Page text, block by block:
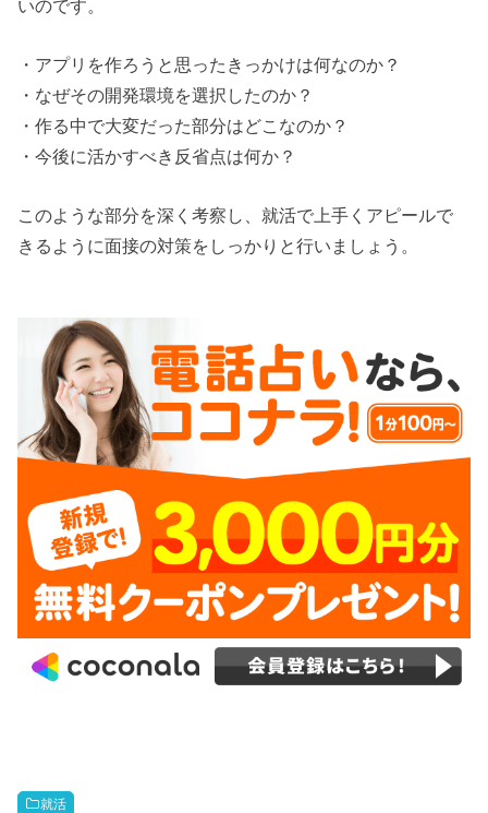
いのです。
・アプリを作ろうと思ったきっかけは何なのか？
・なぜその開発環境を選択したのか？
・作る中で大変だった部分はどこなのか？
・今後に活かすべき反省点は何か？
このような部分を深く考察し、就活で上手くアピールで
きるように面接の対策をしっかりと行いましょう。
就活